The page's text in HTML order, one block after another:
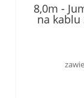
8,0m -
na kablu
7/16